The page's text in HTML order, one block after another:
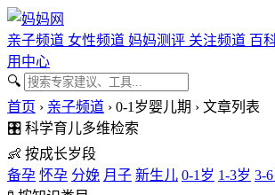
亲子频道 女性频道 妈妈测评 关注频道 百
用中心
🔍
首页 › 亲子频道 › 0-1岁婴儿期 › 文章列表
🎛️ 科学育儿多维检索
👶 按成长岁段
备孕 怀孕 分娩 月子 新生儿 0-1岁 1-3岁 3-